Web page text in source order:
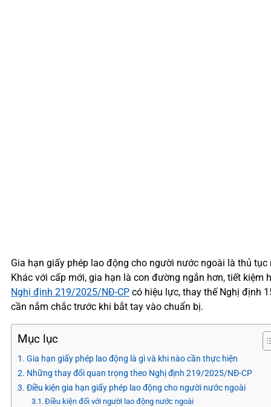
Gia hạn giấy phép lao động cho người nước ngoài là thủ
Khác với cấp mới, gia hạn là con đường ngắn hơn, tiết
Nghị định 219/2025/NĐ-CP có hiệu lực, thay thế Nghị định
cần nắm chắc trước khi bắt tay vào chuẩn bị.
Mục lục
Gia hạn giấy phép lao động là gì và khi nào cần thực hiện
Những thay đổi quan trọng theo Nghị định 219/2025/NĐ-CP
Điều kiện gia hạn giấy phép lao động cho người nước ngoài
Điều kiện đối với người lao động nước ngoài